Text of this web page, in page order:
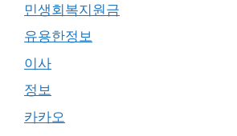
민생회복지원금
유용한정보
이사
정보
카카오